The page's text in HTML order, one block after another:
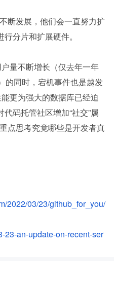
断发展，他们会一直努力扩
分片和扩展硬件。
量不断增长（仅去年一年
的同时，宕机事件也是越发
更为强大的数据库已经迫
码托管社区增加“社交”属
点思考究竟哪些是开发者真
2022/03/23/github_for_you/
23-an-update-on-recent-ser